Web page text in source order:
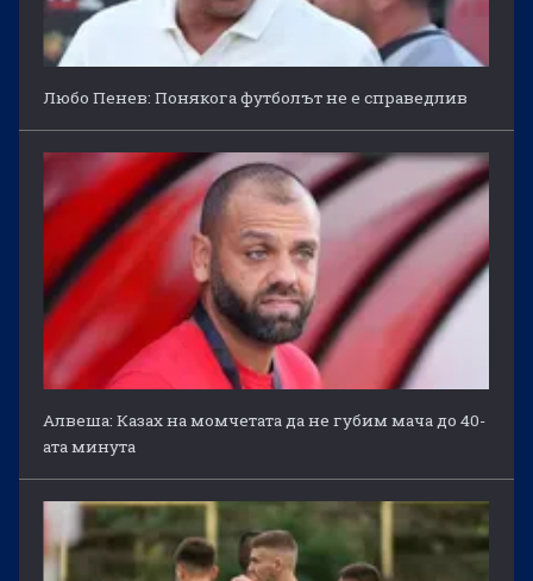
Любо Пенев: Понякога футболът не е справедлив
Алвеша: Казах на момчетата да не губим мача до 40-
ата минута